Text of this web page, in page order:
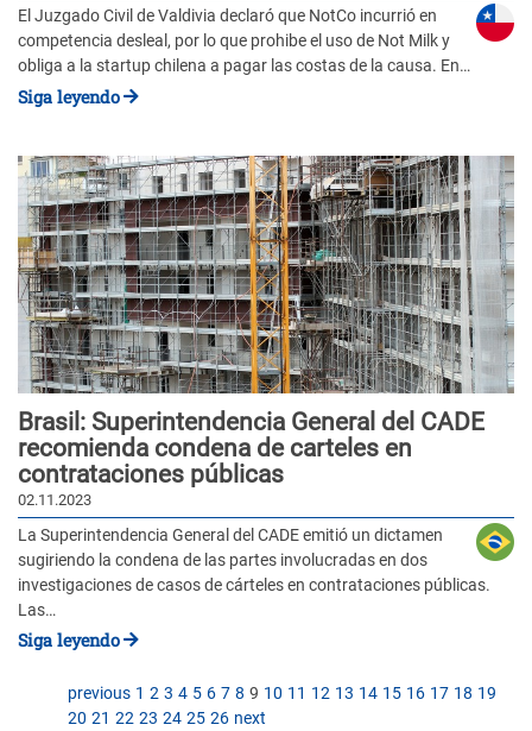
El Juzgado Civil de Valdivia declaró que NotCo incurrió en
competencia desleal, por lo que prohibe el uso de Not Milk y
obliga a la startup chilena a pagar las costas de la causa. En…
Siga leyendo
Brasil: Superintendencia General del CADE
recomienda condena de carteles en
contrataciones públicas
02.11.2023
La Superintendencia General del CADE emitió un dictamen
sugiriendo la condena de las partes involucradas en dos
investigaciones de casos de cárteles en contrataciones públicas.
Las…
Siga leyendo
previous 1 2 3 4 5 6 7 8 9 10 11 12 13 14 15 16 17 18 19
20 21 22 23 24 25 26 next